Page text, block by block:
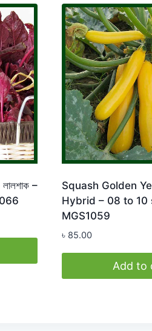
–
Squash Golden
Hybrid – 08 to 10
MGS1059
৳ 85.00
Add to